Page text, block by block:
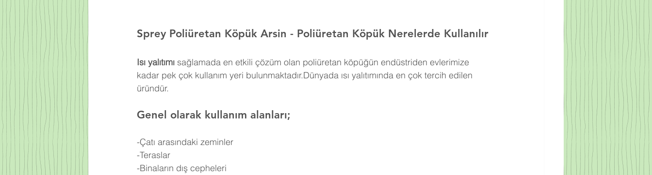
Sprey Poliüretan Köpük Arsin - Poliüretan Köpük Nerelerde Kullanılır
Isı yalıtımı sağlamada en etkili çözüm olan poliüretan köpüğün endüstriden evlerimize
kadar pek çok kullanım yeri bulunmaktadır.Dünyada ısı yalıtımında en çok tercih edilen
üründür.
Genel olarak kullanım alanları;
-Çatı arasındaki zeminler
-Teraslar
-Binaların dış cepheleri